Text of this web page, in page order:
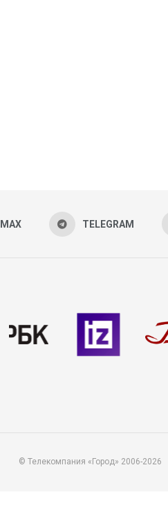
MAX TELEGRAM
© Телекомпания «Город» 2006-2026